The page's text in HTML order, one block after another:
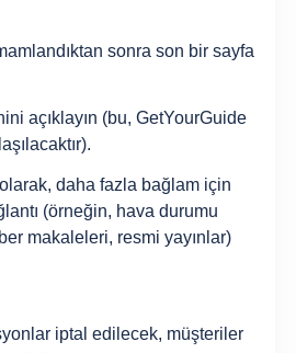
sonra son bir sayfa
açıklayın (bu, GetYourGuide
olarak, daha fazla bağlam için
(örneğin, hava durumu
makaleleri, resmi yayınlar)
iptal edilecek, müşteriler